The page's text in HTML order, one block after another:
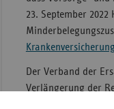
23. September 2022
Der Verband der
Verlängerung der